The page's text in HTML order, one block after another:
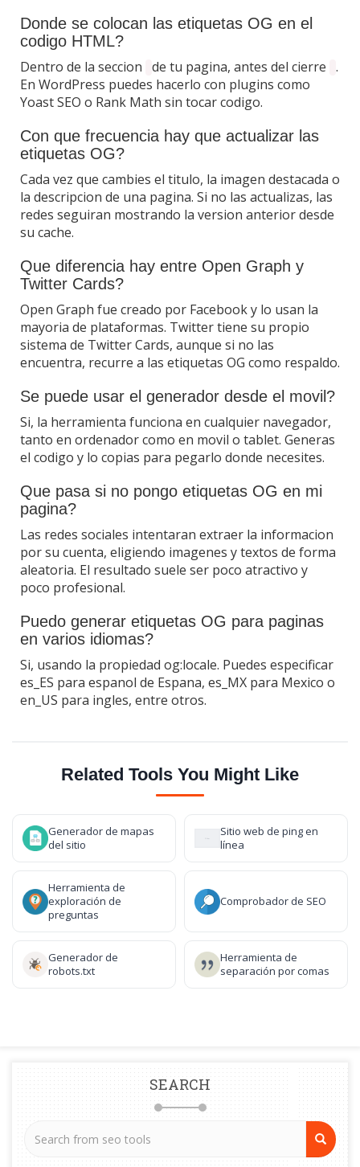
Donde se colocan las etiquetas OG en el
codigo HTML?
Dentro de la seccion de tu pagina, antes del cierre .
En WordPress puedes hacerlo con plugins como
Yoast SEO o Rank Math sin tocar codigo.
Con que frecuencia hay que actualizar las
etiquetas OG?
Cada vez que cambies el titulo, la imagen destacada o
la descripcion de una pagina. Si no las actualizas, las
redes seguiran mostrando la version anterior desde
su cache.
Que diferencia hay entre Open Graph y
Twitter Cards?
Open Graph fue creado por Facebook y lo usan la
mayoria de plataformas. Twitter tiene su propio
sistema de Twitter Cards, aunque si no las
encuentra, recurre a las etiquetas OG como respaldo.
Se puede usar el generador desde el movil?
Si, la herramienta funciona en cualquier navegador,
tanto en ordenador como en movil o tablet. Generas
el codigo y lo copias para pegarlo donde necesites.
Que pasa si no pongo etiquetas OG en mi
pagina?
Las redes sociales intentaran extraer la informacion
por su cuenta, eligiendo imagenes y textos de forma
aleatoria. El resultado suele ser poco atractivo y
poco profesional.
Puedo generar etiquetas OG para paginas
en varios idiomas?
Si, usando la propiedad og:locale. Puedes especificar
es_ES para espanol de Espana, es_MX para Mexico o
en_US para ingles, entre otros.
Related Tools You Might Like
Generador de mapas
del sitio
Sitio web de ping en
línea
Herramienta de
exploración de
preguntas
Comprobador de SEO
Generador de
robots.txt
Herramienta de
separación por comas
SEARCH